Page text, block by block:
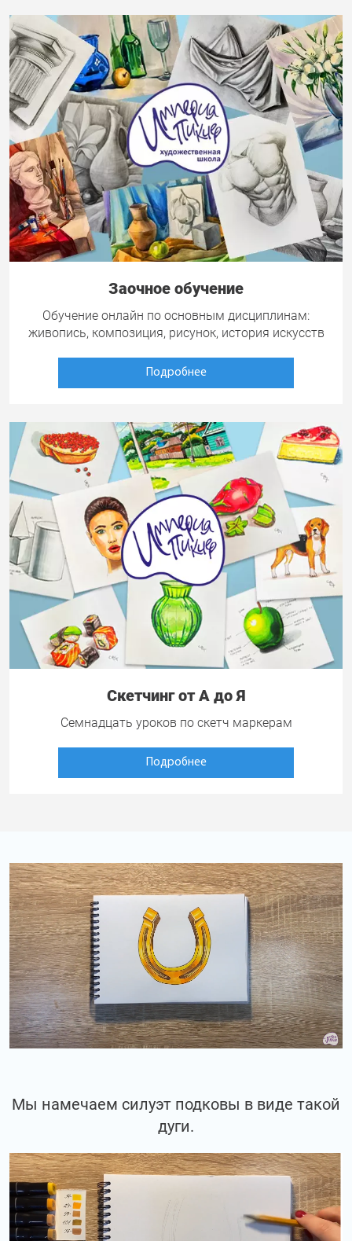
Заочное обучение
Обучение онлайн по основным дисциплинам:
живопись, композиция, рисунок, история искусств
Подробнее
Скетчинг от А до Я
Семнадцать уроков по скетч маркерам
Подробнее
Мы намечаем силуэт подковы в виде такой
дуги.